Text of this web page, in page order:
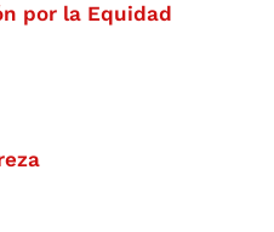
por la Equidad